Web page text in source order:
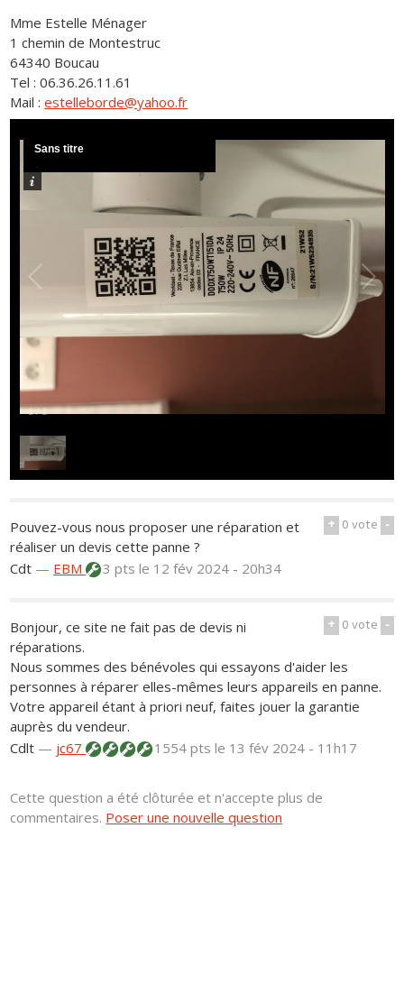
Mme Estelle Ménager
1 chemin de Montestruc
64340 Boucau
Tel : 06.36.26.11.61
Mail :estelleborde@yahoo.fr
1/1
Sans titre
+ 0vote -
Pouvez-vous nous proposer une réparation et
réaliser un devis cette panne ?
Cdt — EBM 3 ptsle 12 fév 2024 - 20h34
+ 0vote -
Bonjour, ce site ne fait pas de devis ni
réparations.
Nous sommes des bénévoles qui essayons d'aider les
personnes à réparer elles-mêmes leurs appareils en panne.
Votre appareil étant à priori neuf, faites jouer la garantie
auprès du vendeur.
Cdlt — jc67 1554 ptsle 13 fév 2024 - 11h17
Cette question a été clôturée et n'accepte plus de
commentaires. Poser une nouvelle question